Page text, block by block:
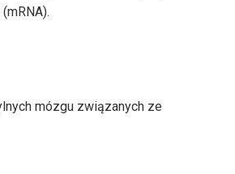
mózgu związanych ze